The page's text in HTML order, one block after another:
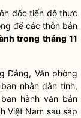
đốc tiến độ thực
để các thôn bản
trong tháng 11
Đảng, Văn phòng
nhân dân tỉnh,
hành văn bản
Việt Nam sau sáp